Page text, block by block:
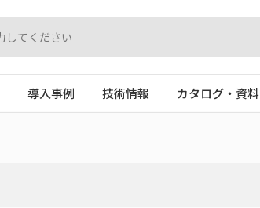
導入事例 技術情報 カタログ・資料